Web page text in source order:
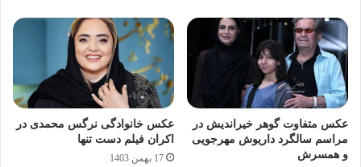
عکس متفاوت گوهر خیراندیش در
مراسم سالگرد داریوش مهرجویی
و همسرش
عکس خانوادگی نرگس محمدی در
اکران فیلم دست تنها
17 بهمن 1403